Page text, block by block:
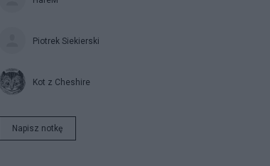
Piotrek Siekierski
Kot z Cheshire
Napisz notkę